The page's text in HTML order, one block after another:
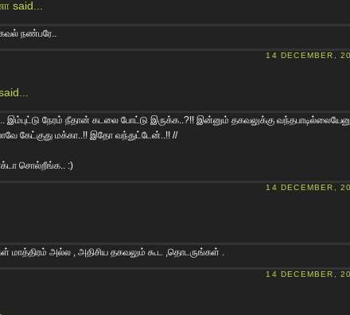
said...
நண்பரே..
14 DECEMBER,
நேரம் நீதான் கடலை போட்டு இருக்க..?!! இன்னும் தகவலுக்கு வந்தபாடில்லையேனு..
கேட்குது மக்கா..!! இதோ வந்துட்டேன்..!! //
சொல்றீங்க.. :)
14 DECEMBER,
மாத்திரம் அல்ல , அதிசிய தகவலும் கூட ,தொடருங்கள் .
14 DECEMBER,